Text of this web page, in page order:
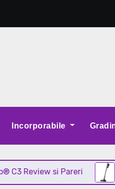
Incorporabile
si Pareri